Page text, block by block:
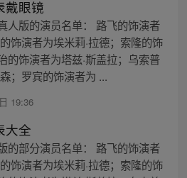
戴眼镜
人版的演员名单： 路飞的饰演者
饰演者为埃米莉·拉德；索隆的饰
的饰演者为塔兹·斯盖拉；乌索普
；罗宾的饰演者为 ...
19:36
大全
的部分演员名单： 路飞的饰演者
饰演者为埃米莉·拉德；索隆的饰